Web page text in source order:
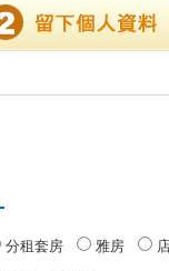
分租套房 雅房